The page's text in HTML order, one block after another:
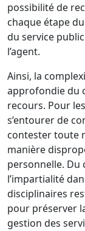
possibilité de
chaque étape
du service
l’agent.
Ainsi, la
approfondie du
recours. Pour
s’entourer de
contester toute
manière
personnelle. Du
l’impartialité
disciplinaires
pour préserver
gestion des